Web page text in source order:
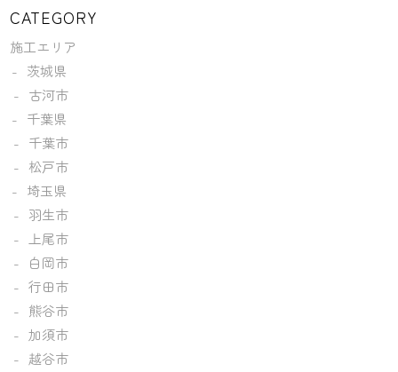
CATEGORY
施工エリア
茨城県
古河市
千葉県
千葉市
松戸市
埼玉県
羽生市
上尾市
白岡市
行田市
熊谷市
加須市
越谷市